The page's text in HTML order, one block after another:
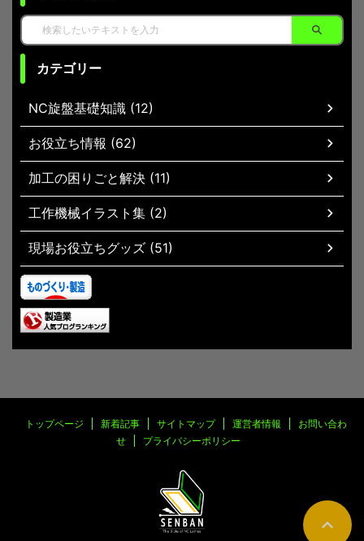
カテゴリー
NC旋盤基礎知識 (12)
お役立ち情報 (62)
加工の困りごと解決 (11)
工作機械イラスト集 (2)
現場お役立ちグッズ (51)
トップページ 新着記事 サイトマップ 運営者情報
お問い合わ
せ
プライバシーポリシー